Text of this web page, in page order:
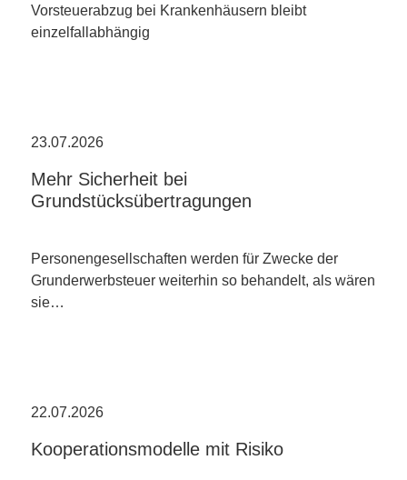
Vorsteuerabzug bei Krankenhäusern bleibt
einzelfallabhängig
23.07.2026
Mehr Sicherheit bei
Grundstücksübertragungen
Personengesellschaften werden für Zwecke der
Grunderwerbsteuer weiterhin so behandelt, als wären
sie…
22.07.2026
Kooperationsmodelle mit Risiko